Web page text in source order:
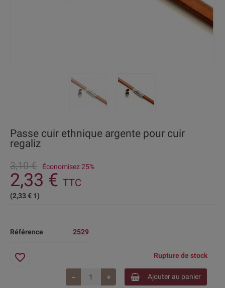
Passe cuir ethnique argente pour cuir
regaliz
3,10 €
Économisez 25%
2,33 € TTC
(2,33 € 1)
Référence 2529
Rupture de stock
Ajouter au panier
favorite_border